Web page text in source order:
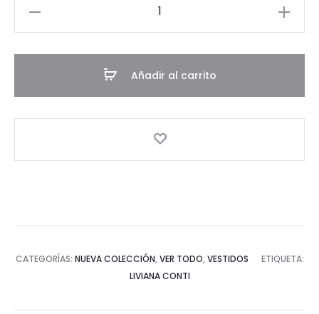
Añadir al carrito
CATEGORÍAS: NUEVA COLECCIÓN, VER TODO, VESTIDOS
ETIQUETA:
LIVIANA CONTI